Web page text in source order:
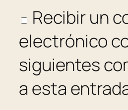
Recibir un
electrónico
siguientes
a esta